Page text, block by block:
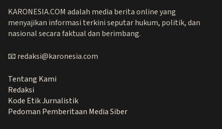
KARONESIA.COM adalah media berita online yang
menyajikan informasi terkini seputar hukum, politik, dan
nasional secara faktual dan berimbang.
📧 redaksi@karonesia.com
Tentang Kami
Redaksi
Kode Etik Jurnalistik
Pedoman Pemberitaan Media Siber